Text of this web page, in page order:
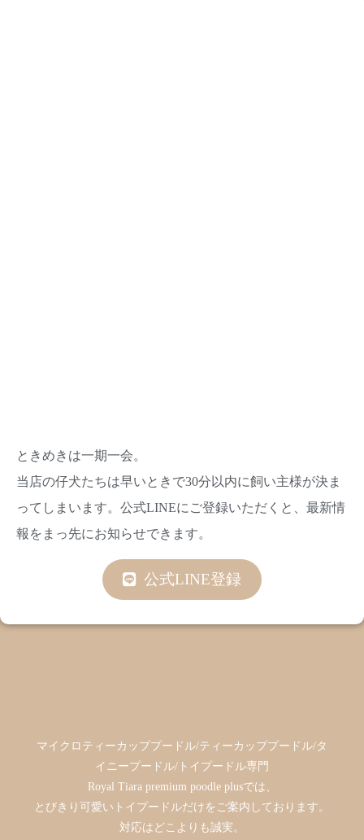
ときめきは一期一会。
当店の仔犬たちは早いときで30分以内に飼い主様が決ま
ってしまいます。公式LINEにご登録いただくと、最新情
報をまっ先にお知らせできます。
公式LINE登録
マイクロティーカッププードル/ティーカッププードル/タ
イニープードル/トイプードル専門
Royal Tiara premium poodle plusでは、
とびきり可愛いトイプードルだけをご案内しております。
対応はどこよりも誠実。